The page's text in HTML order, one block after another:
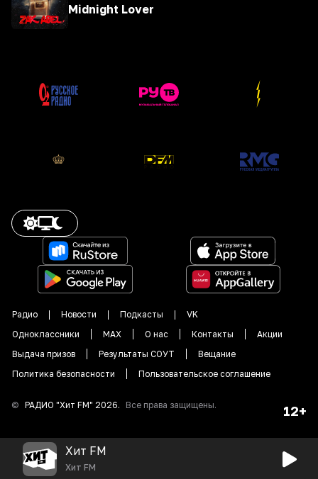
Midnight Lover
Радио Новости Подкасты
VK
Одноклассники
MAX О нас Контакты
Акции
Выдача призов
Результаты СОУТ
Вещание
Политика безопасности
Пользовательское соглашение
© РАДИО "Хит FM" 2026. Все права защищены. 12+
Хит FM
Хит FM